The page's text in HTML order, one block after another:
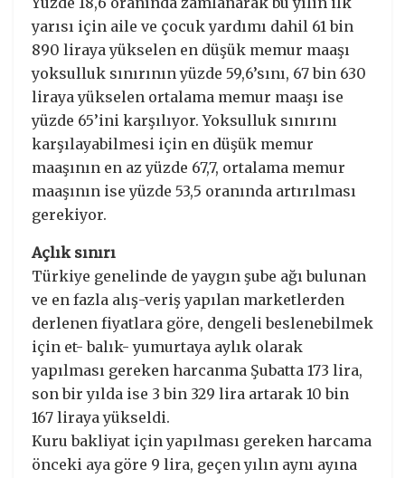
yarısı için aile ve çocuk yardımı dahil 61 bin
890 liraya yükselen en düşük memur maaşı
yoksulluk sınırının yüzde 59,6’sını, 67 bin 630
liraya yükselen ortalama memur maaşı ise
yüzde 65’ini karşılıyor. Yoksulluk sınırını
karşılayabilmesi için en düşük memur
maaşının en az yüzde 67,7, ortalama memur
maaşının ise yüzde 53,5 oranında artırılması
gerekiyor.
Açlık sınırı
Türkiye genelinde de yaygın şube ağı bulunan
ve en fazla alış-veriş yapılan marketlerden
derlenen fiyatlara göre, dengeli beslenebilmek
için et- balık- yumurtaya aylık olarak
yapılması gereken harcanma Şubatta 173 lira,
son bir yılda ise 3 bin 329 lira artarak 10 bin
167 liraya yükseldi.
Kuru bakliyat için yapılması gereken harcama
önceki aya göre 9 lira, geçen yılın aynı ayına